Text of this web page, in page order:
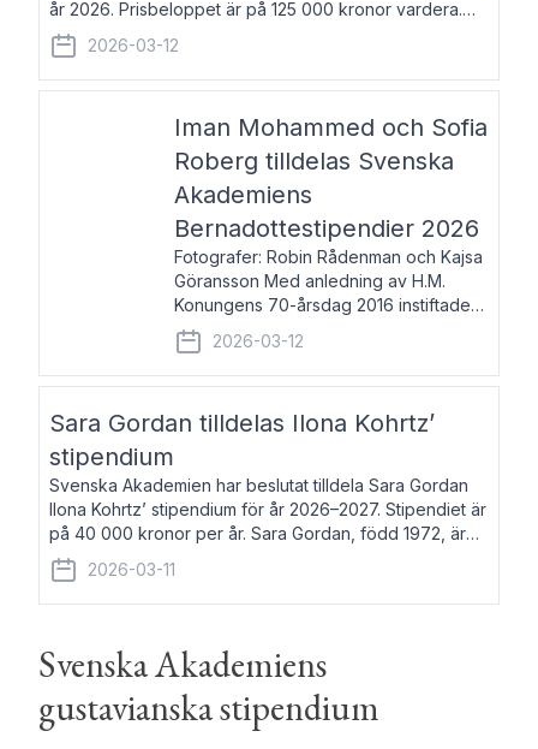
år 2026. Prisbeloppet är på 125 000 kronor vardera.
Johan Erséus, född 1959, är fackboksförfattare och
journalist med mångårigt för
2026-03-12
Iman Mohammed och Sofia
Roberg tilldelas Svenska
Akademiens
Bernadottestipendier 2026
Fotografer: Robin Rådenman och Kajsa
Göransson Med anledning av H.M.
Konungens 70-årsdag 2016 instiftade
fem av de kungliga akademierna det så
kallade Bernadotteprogrammet med
syfte att genom stipendier erbjuda stöd
2026-03-12
Sara Gordan tilldelas Ilona Kohrtz’
stipendium
Svenska Akademien har beslutat tilldela Sara Gordan
Ilona Kohrtz’ stipendium för år 2026–2027. Stipendiet är
på 40 000 kronor per år. Sara Gordan, född 1972, är
författare och översättare. Hon debuterade 2006 med
det prosalyriska verket En
2026-03-11
Svenska Akademiens
gustavianska stipendium